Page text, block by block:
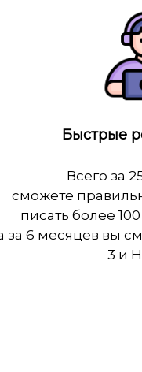
Быстрые
Всего за
сможете
писать более
за 6 месяцев вы
3 и